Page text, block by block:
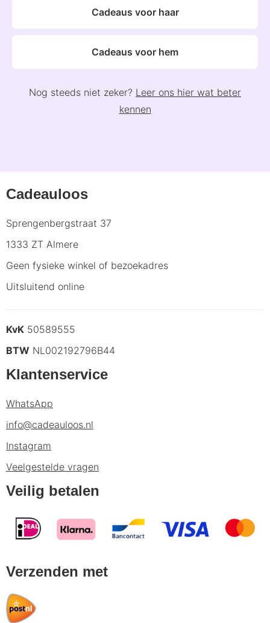
Cadeaus voor haar
Cadeaus voor hem
Nog steeds niet zeker? Leer ons hier wat beter
kennen
Cadeauloos
Sprengenbergstraat 37
1333 ZT Almere
Geen fysieke winkel of bezoekadres
Uitsluitend online
KvK 50589555
BTW NL002192796B44
Klantenservice
WhatsApp
info@cadeauloos.nl
Instagram
Veelgestelde vragen
Veilig betalen
Verzenden met